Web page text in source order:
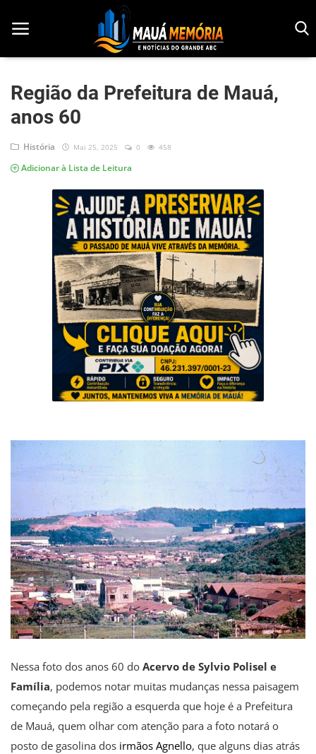
Início
Dorama
História da Família
Entrar
Registrar
Portuguese
Região da Prefeitura de Mauá,
anos 60
História Mai 25, 2025 0 458
Adicionar à Lista de Leitura
Nessa foto dos anos 60 do Acervo de Sylvio Polisel e
Família, podemos notar muitas mudanças nessa paisagem
começando pela região a esquerda que hoje é a Prefeitura
de Mauá, quem olhar com atenção para a foto notará o
posto de gasolina dos irmãos Agnello, que alguns dias atrás